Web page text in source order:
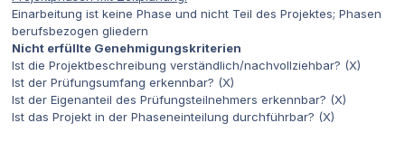
Einarbeitung ist keine Phase und nicht Teil des Projektes; Phasen
berufsbezogen gliedern
Nicht erfüllte Genehmigungskriterien
Ist die Projektbeschreibung verständlich/nachvollziehbar? (X)
Ist der Prüfungsumfang erkennbar? (X)
Ist der Eigenanteil des Prüfungsteilnehmers erkennbar? (X)
Ist das Projekt in der Phaseneinteilung durchführbar? (X)